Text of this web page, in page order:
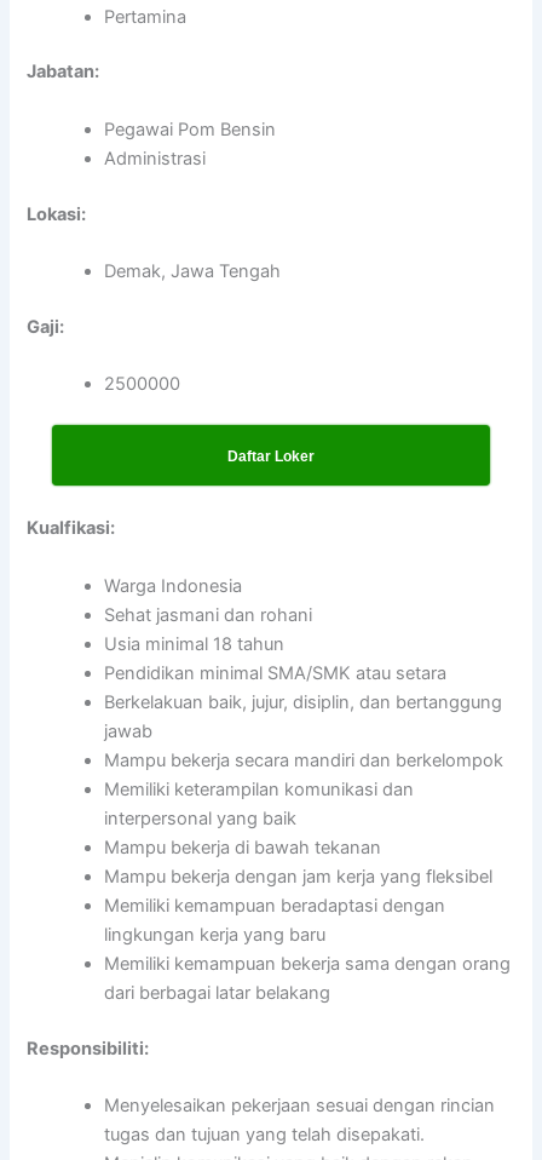
Pertamina
Jabatan:
Pegawai Pom Bensin
Administrasi
Lokasi:
Demak, Jawa Tengah
Gaji:
2500000
Daftar Loker
Kualfikasi:
Warga Indonesia
Sehat jasmani dan rohani
Usia minimal 18 tahun
Pendidikan minimal SMA/SMK atau setara
Berkelakuan baik, jujur, disiplin, dan bertanggung
jawab
Mampu bekerja secara mandiri dan berkelompok
Memiliki keterampilan komunikasi dan
interpersonal yang baik
Mampu bekerja di bawah tekanan
Mampu bekerja dengan jam kerja yang fleksibel
Memiliki kemampuan beradaptasi dengan
lingkungan kerja yang baru
Memiliki kemampuan bekerja sama dengan orang
dari berbagai latar belakang
Responsibiliti:
Menyelesaikan pekerjaan sesuai dengan rincian
tugas dan tujuan yang telah disepakati.